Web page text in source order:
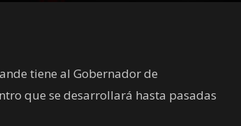
tiene al Gobernador de
que se desarrollará hasta pasadas